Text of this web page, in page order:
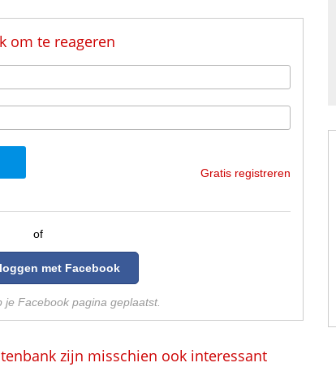
om te reageren
Gratis registreren
of
met Facebook
je Facebook pagina geplaatst.
zijn misschien ook interessant